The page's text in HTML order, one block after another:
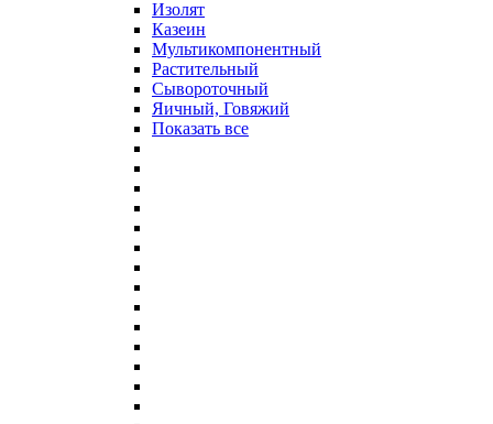
Изолят
Казеин
Мультикомпонентный
Растительный
Сывороточный
Яичный, Говяжий
Показать все